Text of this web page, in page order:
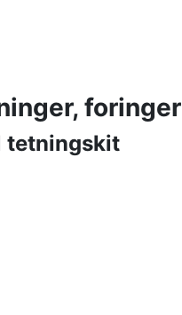
foringer
tetningskit